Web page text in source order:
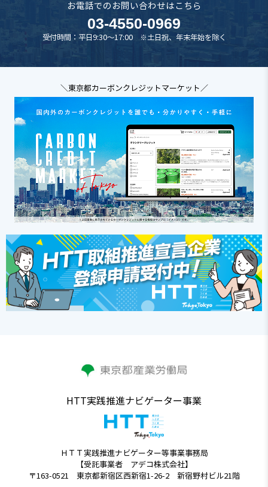
お電話でのお問い合わせはこちら
03-4550-0969
受付時間：平日9:30～17:00 ※土日祝、年末年始を除く
＼東京都カーボンクレジットマーケット／
HTT実践推進ナビゲーター事業
ＨＴＴ実践推進ナビゲーター等事業事務局
【受託事業者 アデコ株式会社】
〒163-0521 東京都新宿区西新宿1-26-2 新宿野村ビル21階